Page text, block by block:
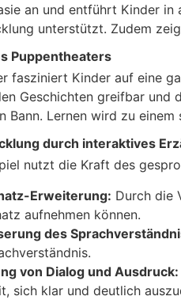
an und entführt Kinder in
unterstützt. Zudem
Puppentheaters
fasziniert Kinder auf eine
Geschichten greifbar und
Bann. Lernen wird zu einem
durch interaktives
nutzt die Kraft des
Erweiterung: Durch die
aufnehmen können.
des
von Dialog und Ausdruck:
sich klar und deutlich